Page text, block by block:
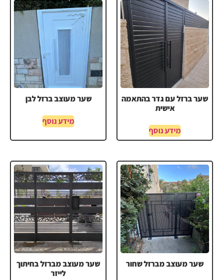
שער ברזל עם גדר בהתאמה
אישית
מידע נוסף
שער מעוצב ברזל לבן
מידע נוסף
שער מעוצב מברזל שחור
שער מעוצב מברזל בחיתוך
לייזר